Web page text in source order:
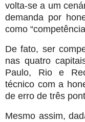
volta-se a um
demanda por
como
De fato, ser
nas quatro
Paulo, Rio e
técnico com a
de erro de três
Mesmo assim,